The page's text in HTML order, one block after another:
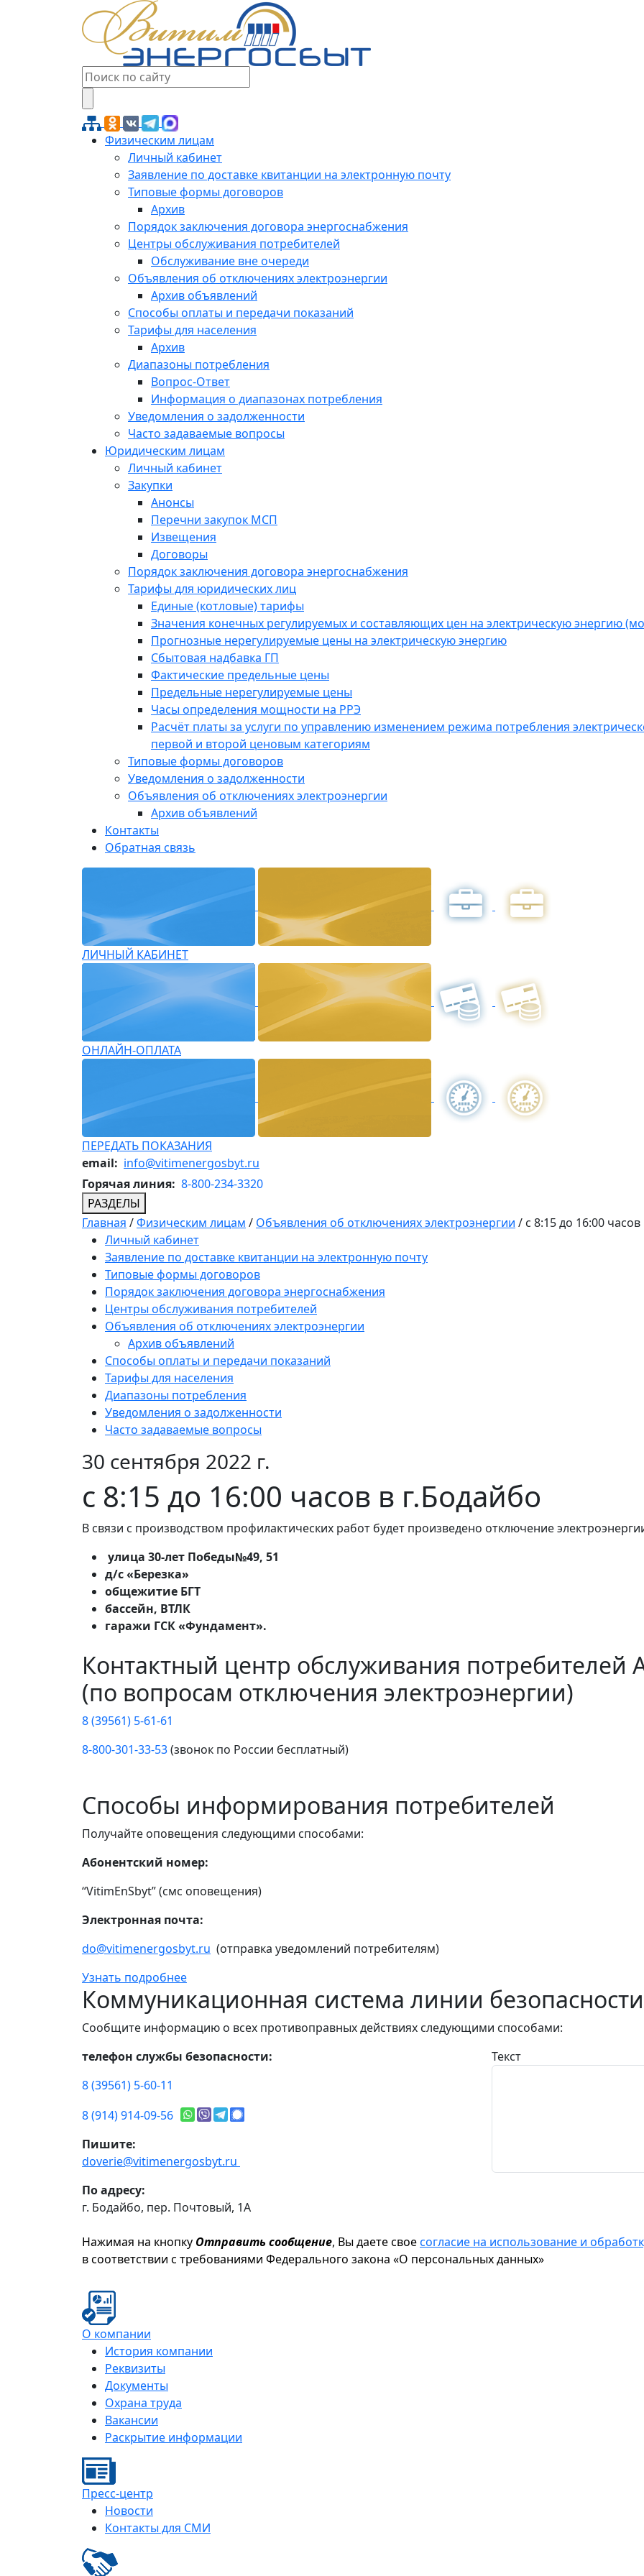
Физическим лицам
Личный кабинет
Заявление по доставке квитанции на электронную почту
Типовые формы договоров
Архив
Порядок заключения договора энергоснабжения
Центры обслуживания потребителей
Обслуживание вне очереди
Объявления об отключениях электроэнергии
Архив объявлений
Способы оплаты и передачи показаний
Тарифы для населения
Архив
Диапазоны потребления
Вопрос-Ответ
Информация о диапазонах потребления
Уведомления о задолженности
Часто задаваемые вопросы
Юридическим лицам
Личный кабинет
Закупки
Анонсы
Перечни закупок МСП
Извещения
Договоры
Порядок заключения договора энергоснабжения
Тарифы для юридических лиц
Единые (котловые) тарифы
Значения конечных регулируемых и составляющих цен на электрическую энергию
Прогнозные нерегулируемые цены на электрическую энергию
Сбытовая надбавка ГП
Фактические предельные цены
Предельные нерегулируемые цены
Часы определения мощности на РРЭ
Расчёт платы за услуги по управлению изменением режима потребления
первой и второй ценовым категориям
Типовые формы договоров
Уведомления о задолженности
Объявления об отключениях электроэнергии
Архив объявлений
Контакты
Обратная связь
ЛИЧНЫЙ КАБИНЕТ
ОНЛАЙН-ОПЛАТА
ПЕРЕДАТЬ ПОКАЗАНИЯ
email: info@vitimenergosbyt.ru
Горячая линия: 8-800-234-3320
РАЗДЕЛЫ
Главная /Физическим лицам / Объявления об отключениях электроэнергии / с 8:15 до 16:00
Личный кабинет
Заявление по доставке квитанции на электронную почту
Типовые формы договоров
Порядок заключения договора энергоснабжения
Центры обслуживания потребителей
Объявления об отключениях электроэнергии
Архив объявлений
Способы оплаты и передачи показаний
Тарифы для населения
Диапазоны потребления
Уведомления о задолженности
Часто задаваемые вопросы
30 сентября 2022 г.
с 8:15 до 16:00 часов в г.Бодайбо
В связи с производством профилактических работ будет произведено отключение
улица 30-лет Победы№49, 51
д/с «Березка»
общежитие БГТ
бассейн, ВТЛК
гаражи ГСК «Фундамент».
Контактный центр обслуживания потребителей
(по вопросам отключения электроэнергии)
8 (39561) 5-61-61
8-800-301-33-53(звонок по России бесплатный)
Способы информирования потребителей
Получайте оповещения следующими способами:
Абонентский номер:
“VitimEnSbyt” (смс оповещения)
Электронная почта:
do@vitimenergosbyt.ru (отправка уведомлений потребителям)
Узнать подробнее
Коммуникационная система линии безопасности
Сообщите информацию о всех противоправных действиях следующими способами:
телефон службы безопасности:
8 (39561) 5-60-11
8 (914) 914-09-56
Пишите:
doverie@vitimenergosbyt.ru
По адресу:
г. Бодайбо, пер. Почтовый, 1А
Текст
Нажимая на кнопку Отправить сообщение, Вы даете своесогласие на использование и
в соответствии с требованиями Федерального закона «О персональных данных»
О компании
История компании
Реквизиты
Документы
Охрана труда
Вакансии
Раскрытие информации
Пресс-центр
Новости
Контакты для СМИ